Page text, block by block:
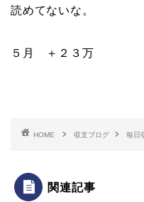
読めてないな。
５月 ＋２３万
HOME 収支ブログ 毎日
関連記事